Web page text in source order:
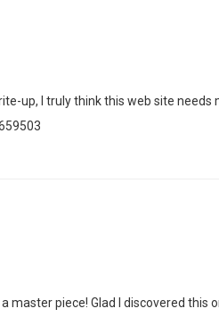
up, I truly think this web site
master piece! Glad I discovered this